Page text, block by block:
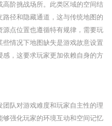
阶挑战场所。此类区域的空间结
径和隐藏通道，这与传统地图的
点位置也遵循特有规律，需要玩
情况下地图缺失是游戏故意设置
，这要求玩家更加依赖自身的方
队对游戏难度和玩家自主性的理
强化玩家的环境互动和空间记忆